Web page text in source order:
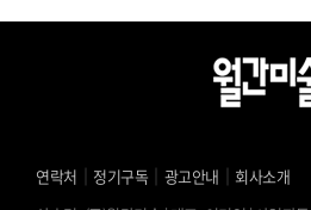
연락처 정기구독 광고안내
회사소개